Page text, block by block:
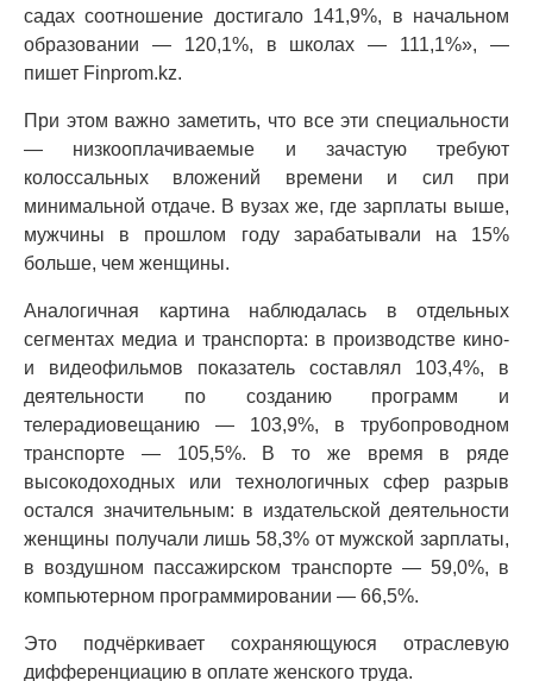
садах соотношение достигало 141,9%, в начальном
образовании — 120,1%, в школах — 111,1%», —
пишет Finprom.kz.
При этом важно заметить, что все эти специальности
— низкооплачиваемые и зачастую требуют
колоссальных вложений времени и сил при
минимальной отдаче. В вузах же, где зарплаты выше,
мужчины в прошлом году зарабатывали на 15%
больше, чем женщины.
Аналогичная картина наблюдалась в отдельных
сегментах медиа и транспорта: в производстве кино‑
и видеофильмов показатель составлял 103,4%, в
деятельности по созданию программ и
телерадиовещанию — 103,9%, в трубопроводном
транспорте — 105,5%. В то же время в ряде
высокодоходных или технологичных сфер разрыв
остался значительным: в издательской деятельности
женщины получали лишь 58,3% от мужской зарплаты,
в воздушном пассажирском транспорте — 59,0%, в
компьютерном программировании — 66,5%.
Это подчёркивает сохраняющуюся отраслевую
дифференциацию в оплате женского труда.